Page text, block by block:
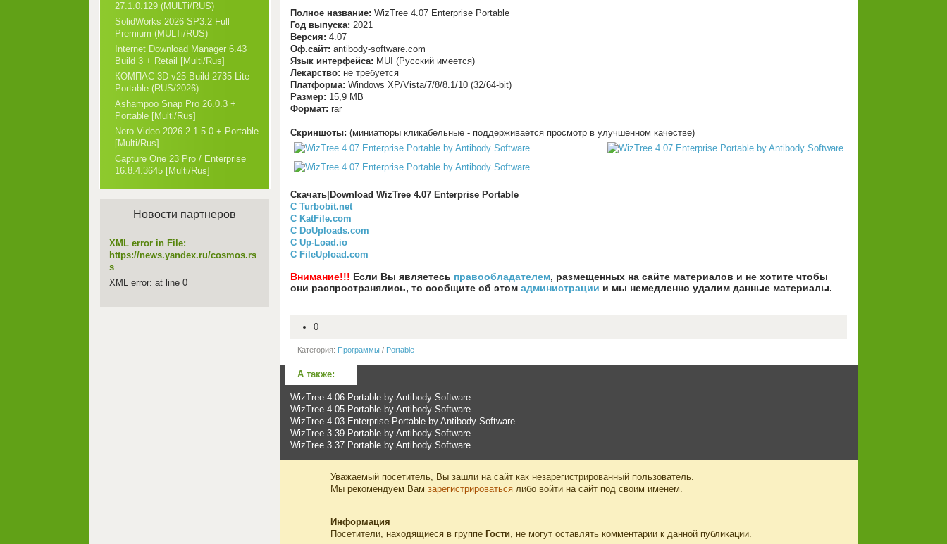
Полное название: WizTree 4.07 Enterprise Portable
Год выпуска: 2021
Версия: 4.07
Оф.сайт: antibody-software.com
Язык интерфейса: MUI (Русский имеется)
Лекарство: не требуется
Платформа: Windows XP/Vista/7/8/8.1/10 (32/64-bit)
Размер: 15,9 МB
Формат: rar
Скриншоты: (миниатюры кликабельные - поддерживается просмотр в улучшенном качестве)
Скачать|Download WizTree 4.07 Enterprise Portable
C Turbobit.net
C KatFile.com
C DoUploads.com
С Up-Load.io
С FileUpload.com
Внимание!!! Если Вы являетесь правообладателем, размещенных на сайте материалов и не хотите чтобы
они распространялись, то сообщите об этом администрации и мы немедленно удалим данные материалы.
0
Категория: Программы / Portable
А также:
WizTree 4.06 Portable by Antibody Software
WizTree 4.05 Portable by Antibody Software
WizTree 4.03 Enterprise Portable by Antibody Software
WizTree 3.39 Portable by Antibody Software
WizTree 3.37 Portable by Antibody Software
Уважаемый посетитель, Вы зашли на сайт как незарегистрированный пользователь.
Мы рекомендуем Вам зарегистрироваться либо войти на сайт под своим именем.
Информация
Посетители, находящиеся в группе Гости, не могут оставлять комментарии к данной публикации.
27.1.0.129 (MULTi/RUS)
SolidWorks 2026 SP3.2 Full
Premium (MULTi/RUS)
Internet Download Manager 6.43
Build 3 + Retail [Multi/Rus]
КОМПАС-3D v25 Build 2735 Lite
Portable (RUS/2026)
Ashampoo Snap Pro 26.0.3 +
Portable [Multi/Rus]
Nero Video 2026 2.1.5.0 + Portable
[Multi/Rus]
Capture One 23 Pro / Enterprise
16.8.4.3645 [Multi/Rus]
Новости партнеров
XML error in File:
https://news.yandex.ru/cosmos.rs
s
XML error: at line 0